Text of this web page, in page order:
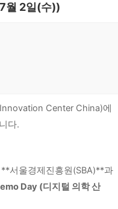
월 2일(수))
Center China)에
다.
서울경제진흥원(SBA)**과
Day (디지털 의학 산